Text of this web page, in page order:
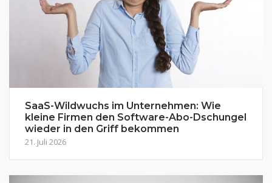
SaaS-Wildwuchs im Unternehmen: Wie
kleine Firmen den Software-Abo-Dschungel
wieder in den Griff bekommen
21. Juli 2026